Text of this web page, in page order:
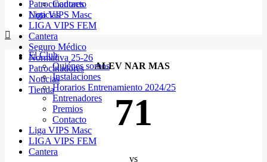
Patrocinadores
Noticias
El Club
Quiénes somos
Instalaciones
Horarios Entrenamiento 2024/25
Entrenadores
Premios
Contacto
Liga VIPS Masc
LIGA VIPS FEM
Cantera
Contacto
Liga VIPS Masc
LIGA VIPS FEM
Cantera
Seguro Médico
Normativa 25-26
Patrocinadores
Noticias
Tienda
ALEV NAR MAS
71
vs